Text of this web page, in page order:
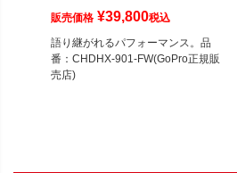
販売価格 ¥39,800税込
語り継がれるパフォーマンス。品
番：CHDHX-901-FW(GoPro正規販
売店)